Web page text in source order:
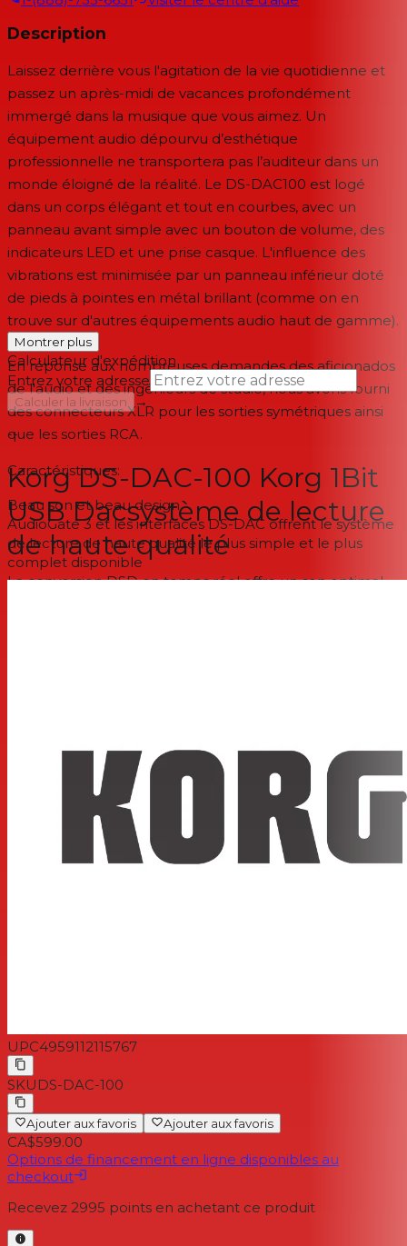
Description
Laissez derrière vous l'agitation de la vie quotidienne et
passez un après-midi de vacances profondément
immergé dans la musique que vous aimez. Un
équipement audio dépourvu d’esthétique
professionnelle ne transportera pas l’auditeur dans un
monde éloigné de la réalité. Le DS-DAC100 est logé
dans un corps élégant et tout en courbes, avec un
panneau avant simple avec un bouton de volume, des
indicateurs LED et une prise casque. L'influence des
vibrations est minimisée par un panneau inférieur doté
de pieds à pointes en métal brillant (comme on en
trouve sur d'autres équipements audio haut de gamme).
En réponse aux nombreuses demandes des aficionados
de l'audio et des ingénieurs de studio, nous avons fourni
des connecteurs XLR pour les sorties symétriques ainsi
que les sorties RCA.
Caractéristiques:
Beau son et beau design
AudioGate 3 et les interfaces DS-DAC offrent le système
de lecture de haute qualité le plus simple et le plus
complet disponible
La conversion DSD en temps réel offre un son optimal
Fabriqué exclusivement pour les produits KORG 1bit
Montrer plus
Calculateur d'expédition
Entrez votre adresse
Calculer la livraison
→
--
Korg DS-DAC-100 Korg 1Bit
USB Dacsystème de lecture
de haute qualité
UPC4959112115767
SKU DS-DAC-100
Ajouter aux favoris Ajouter aux favoris
CA$599.00
Options de financement en ligne disponibles au
checkout
Recevez 2995 points en achetant ce produit